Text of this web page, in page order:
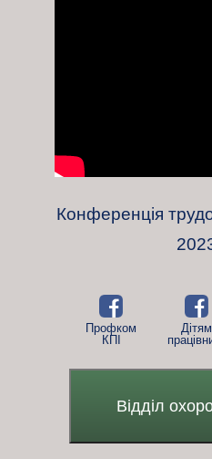
Конференція
Профком
КПІ
Дітям
Відділ